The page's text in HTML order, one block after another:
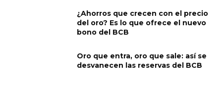
¿Ahorros que crecen con el precio
del oro? Es lo que ofrece el nuevo
bono del BCB
Oro que entra, oro que sale: así se
desvanecen las reservas del BCB